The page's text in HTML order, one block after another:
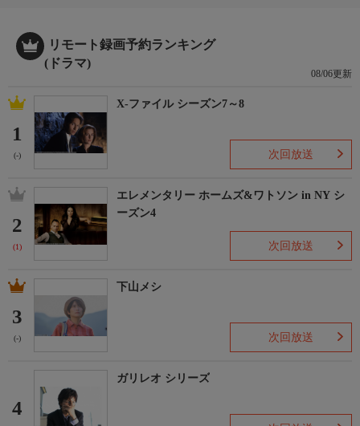
リモート録画予約ランキング
(ドラマ)
08/06更新
1
(-)
X-ファイル シーズン7～8
次回放送
2
(1)
エレメンタリー ホームズ&ワトソン in NY シ
ーズン4
次回放送
3
(-)
下山メシ
次回放送
4
ガリレオ シリーズ